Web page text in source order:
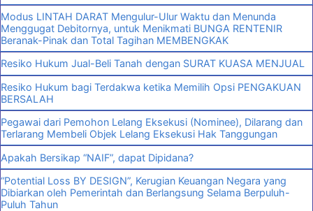
Modus LINTAH DARAT Mengulur-Ulur Waktu dan Menunda
Menggugat Debitornya, untuk Menikmati BUNGA RENTENIR
Beranak-Pinak dan Total Tagihan MEMBENGKAK
Resiko Hukum Jual-Beli Tanah dengan SURAT KUASA MENJUAL
Resiko Hukum bagi Terdakwa ketika Memilih Opsi PENGAKUAN
BERSALAH
Pegawai dari Pemohon Lelang Eksekusi (Nominee), Dilarang dan
Terlarang Membeli Objek Lelang Eksekusi Hak Tanggungan
Apakah Bersikap “NAIF”, dapat Dipidana?
“Potential Loss BY DESIGN”, Kerugian Keuangan Negara yang
Dibiarkan oleh Pemerintah dan Berlangsung Selama Berpuluh-
Puluh Tahun